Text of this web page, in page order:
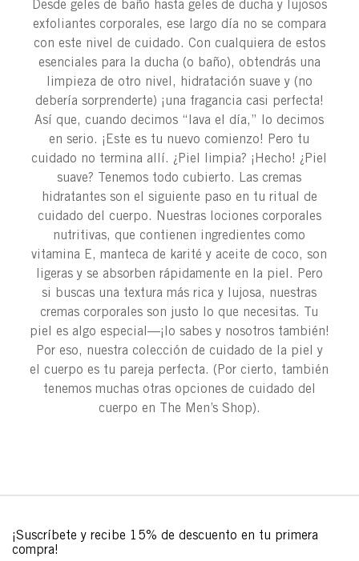
Desde geles de baño hasta geles de ducha y lujosos
exfoliantes corporales, ese largo día no se compara
con este nivel de cuidado. Con cualquiera de estos
esenciales para la ducha (o baño), obtendrás una
limpieza de otro nivel, hidratación suave y (no
debería sorprenderte) ¡una fragancia casi perfecta!
Así que, cuando decimos “lava el día,” lo decimos
en serio. ¡Este es tu nuevo comienzo! Pero tu
cuidado no termina allí. ¿Piel limpia? ¡Hecho! ¿Piel
suave? Tenemos todo cubierto. Las cremas
hidratantes son el siguiente paso en tu ritual de
cuidado del cuerpo. Nuestras lociones corporales
nutritivas, que contienen ingredientes como
vitamina E, manteca de karité y aceite de coco, son
ligeras y se absorben rápidamente en la piel. Pero
si buscas una textura más rica y lujosa, nuestras
cremas corporales son justo lo que necesitas. Tu
piel es algo especial—¡lo sabes y nosotros también!
Por eso, nuestra colección de cuidado de la piel y
el cuerpo es tu pareja perfecta. (Por cierto, también
tenemos muchas otras opciones de cuidado del
cuerpo en The Men’s Shop).